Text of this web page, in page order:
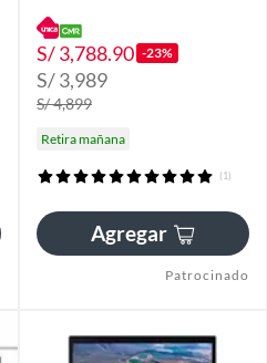
S/ 3,788.90 -23%
S/ 3,989
S/ 4,899
Retira mañana
(1)
Agregar
Patrocinado